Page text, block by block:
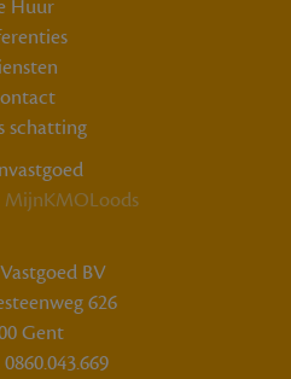
Huur
schatting
MijnKMOLoods
BV
626
Gent